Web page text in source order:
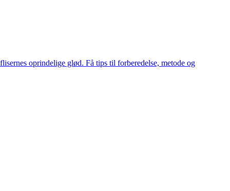
oprindelige glød. Få tips til forberedelse, metode og